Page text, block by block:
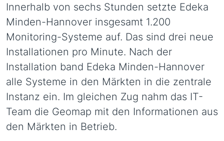
Innerhalb von sechs Stunden setzte Edeka
Minden-Hannover insgesamt 1.200
Monitoring-Systeme auf. Das sind drei neue
Installationen pro Minute. Nach der
Installation band Edeka Minden-Hannover
alle Systeme in den Märkten in die zentrale
Instanz ein. Im gleichen Zug nahm das IT-
Team die Geomap mit den Informationen aus
den Märkten in Betrieb.